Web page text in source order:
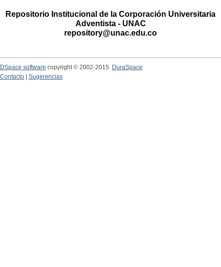
Repositorio Institucional de la Corporación Universitaria
Adventista - UNAC
repository@unac.edu.co
DSpace software copyright © 2002-2015
DuraSpace
Contacto
Sugerencias